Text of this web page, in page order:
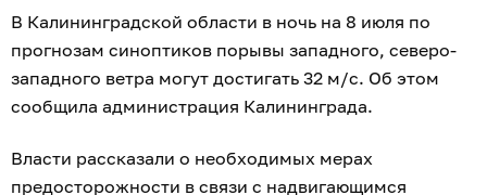
В Калининградской области в ночь на 8 июля по
прогнозам синоптиков порывы западного, северо-
западного ветра могут достигать 32 м/с. Об этом
сообщила администрация Калининграда.
Власти рассказали о необходимых мерах
предосторожности в связи с надвигающимся